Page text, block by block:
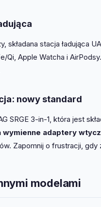
składana stacja ładująca
Qi, Apple Watcha i
nowy standard
SRGE 3-in-1, która jest
adaptery
Zapomnij o frustracji, gdy
modelami